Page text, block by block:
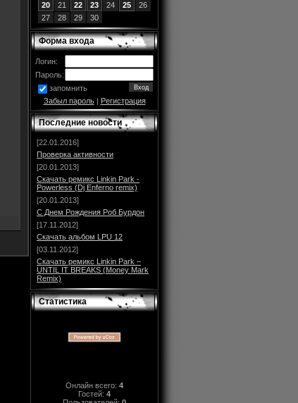
20
21 22 23 24 25
26
27
28 29 30
Форма входа
Логин:
Пароль:
запомнить
Забыл пароль| Регистрация
Последние новости
[22.01.2016]
Проверка активности
[20.01.2013]
Скачать ремикс Linkin Park -
Powerless (Dj Enferno remix)
[20.01.2013]
С Днем Рождения Роб Бурдон
[17.11.2012]
Скачать альбом LPU 12
[03.11.2012]
Скачать ремикс Linkin Park –
UNTIL IT BREAKS (Money Mark
Remix)
Статистика
Онлайн всего: 4
Гостей: 4